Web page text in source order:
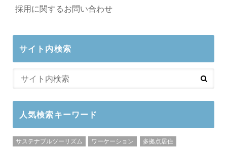
採用に関するお問い合わせ
サイト内検索
人気検索キーワード
サステナブルツーリズム ワーケーション
多拠点居住